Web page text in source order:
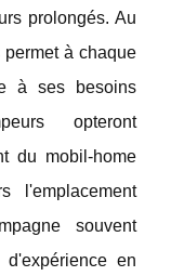
prolongés. Au
à chaque
à ses besoins
opteront
du mobil-home
l'emplacement
souvent
d'expérience en